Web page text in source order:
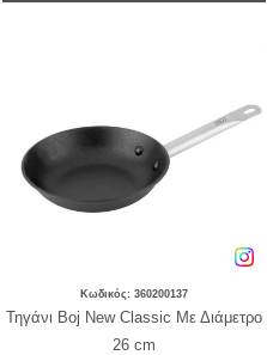
Κωδικός: 360200137
Τηγάνι Boj New Classic Με Διάμετρο
26 cm